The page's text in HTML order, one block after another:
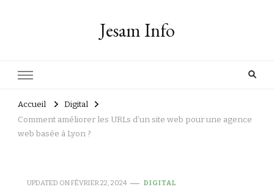
Jesam Info
Accueil
Digital
Comment améliorer les URLs d’un site web pour une agence
web basée à Lyon ?
UPDATED ONFÉVRIER 22, 2024 DIGITAL